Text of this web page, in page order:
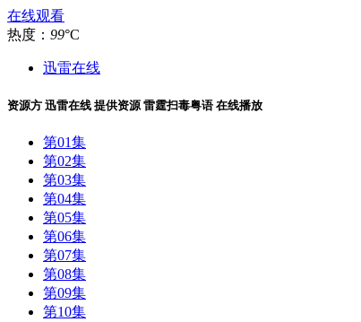
在线观看
热度： 99°C
迅雷在线
资源方 迅雷在线 提供资源雷霆扫毒粤语 在线播放
第01集
第02集
第03集
第04集
第05集
第06集
第07集
第08集
第09集
第10集